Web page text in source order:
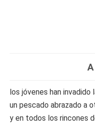
A
los jóvenes han invadido
un pescado abrazado a
y en todos los rincones